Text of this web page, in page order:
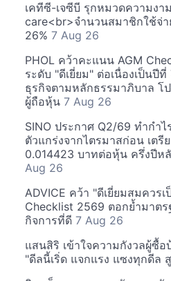
เคทีซี-เจซีบี รุกหมวดความงา
care<br>จำนวนสมาชิกใช้จ่า
26% 7 Aug 26
PHOL คว้าคะแนน AGM
ระดับ "ดีเยี่ยม" ต่อเนื่องเป็นปี
ธุรกิจตามหลักธรรมาภิบาล โ
ผู้ถือหุ้น 7 Aug 26
SINO ประกาศ Q2/69 ทำกำ
ตัวแกร่งจากไตรมาสก่อน เตรี
0.014423 บาทต่อหุ้น ครึ่งปีหลั
Aug 26
ADVICE คว้า "ดีเยี่ยมสมควรเ
Checklist 2569 ตอกย้ำมาต
กิจการที่ดี 7 Aug 26
แสนสิริ เข้าใจความกังวลผู้ซื้
"ดีลนี้เริ่ด แจกแรง แซงทุกดีล